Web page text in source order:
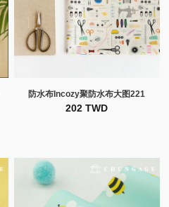
防水布Incozy聚防水布大图221
202 TWD